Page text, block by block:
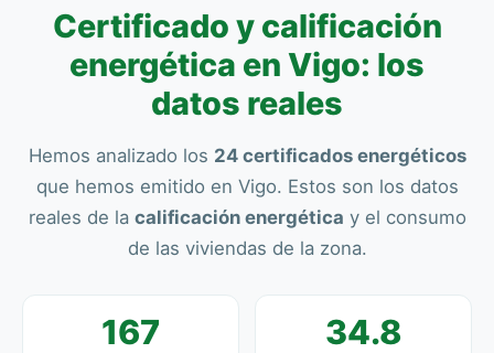
Certificado y calificación
energética en Vigo: los
datos reales
Hemos analizado los 24 certificados energéticos
que hemos emitido en Vigo. Estos son los datos
reales de la calificación energética y el consumo
de las viviendas de la zona.
167 34.8